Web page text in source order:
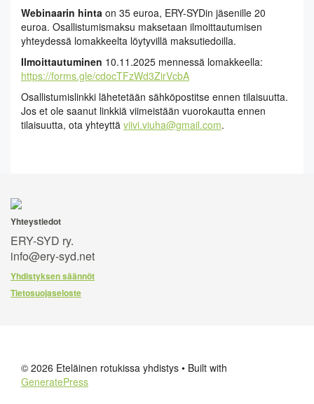
Webinaarin hinta on 35 euroa, ERY-SYDin jäsenille 20
euroa. Osallistumismaksu maksetaan ilmoittautumisen
yhteydessä lomakkeelta löytyvillä maksutiedoilla.
Ilmoittautuminen 10.11.2025 mennessä lomakkeella:
https://forms.gle/cdocTFzWd3ZirVcbA
Osallistumislinkki lähetetään sähköpostitse ennen tilaisuutta.
Jos et ole saanut linkkiä viimeistään vuorokautta ennen
tilaisuutta, ota yhteyttä viivi.viuha@gmail.com.
Yhteystiedot
ERY-SYD ry.
info@ery-syd.net
Yhdistyksen säännöt
Tietosuojaseloste
© 2026 Eteläinen rotukissa yhdistys • Built with
GeneratePress